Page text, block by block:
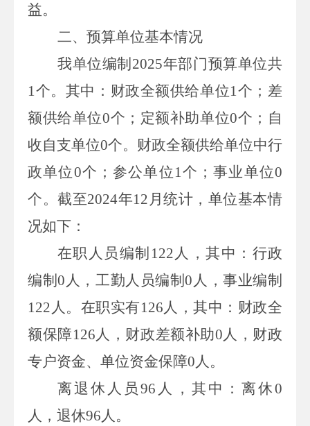
益。
二、预算单位基本情况
我单位编制 2025年部门预算单位共
1个。其中：财政全额供给单位1个；差
额供给单位0个；定额补助单位0个；自
收自支单位0个。财政全额供给单位中行
政单位0个；参公单位 1个；事业单位0
个。截至2024年12月统计， 单位基本情
况如下：
在职人员编制 122 人，其中：行政
编制0 人， 工勤人员编制0 人 ，事业编制
122 人。在职实有126人，其中：财政全
额保障126人，财政差额补助0人，财政
专户资金、单位资金保障0人。
离退休人员96 人 ，其中：离休0
人，退休96人。